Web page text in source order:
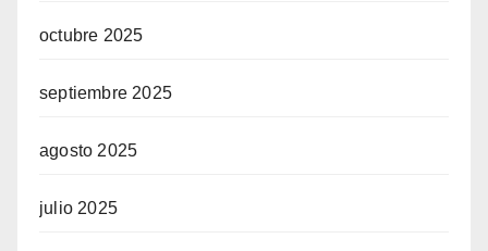
octubre 2025
septiembre 2025
agosto 2025
julio 2025